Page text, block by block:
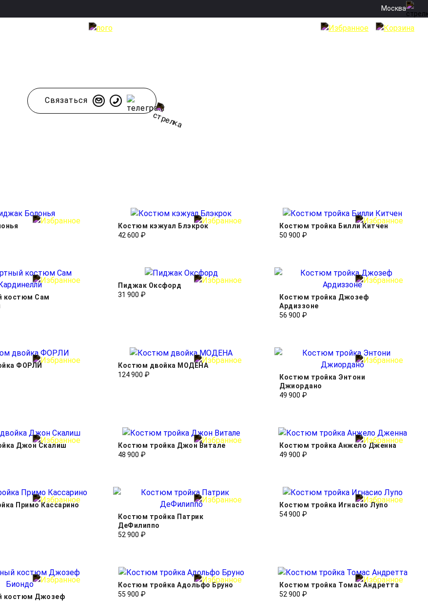
Москва
Связаться
Костюм кэжуал Блэкрок
42 600 ₽
Костюм тройка Билли Китчен
50 900 ₽
костюм Сам
Пиджак Оксфорд
31 900 ₽
Костюм тройка Джозеф
Ардиззоне
56 900 ₽
ФОРЛИ
Костюм двойка МОДЕНА
124 900 ₽
Костюм тройка Энтони
Джиордано
49 900 ₽
Джон Скалиш
Костюм тройка Джон Витале
48 900 ₽
Костюм тройка Анжело Дженна
49 900 ₽
Примо Кассарино
Костюм тройка Патрик
ДеФилиппо
52 900 ₽
Костюм тройка Игнасио Лупо
54 900 ₽
костюм Джозеф
Костюм тройка Адольфо Бруно
55 900 ₽
Костюм тройка Томас Андретта
52 900 ₽